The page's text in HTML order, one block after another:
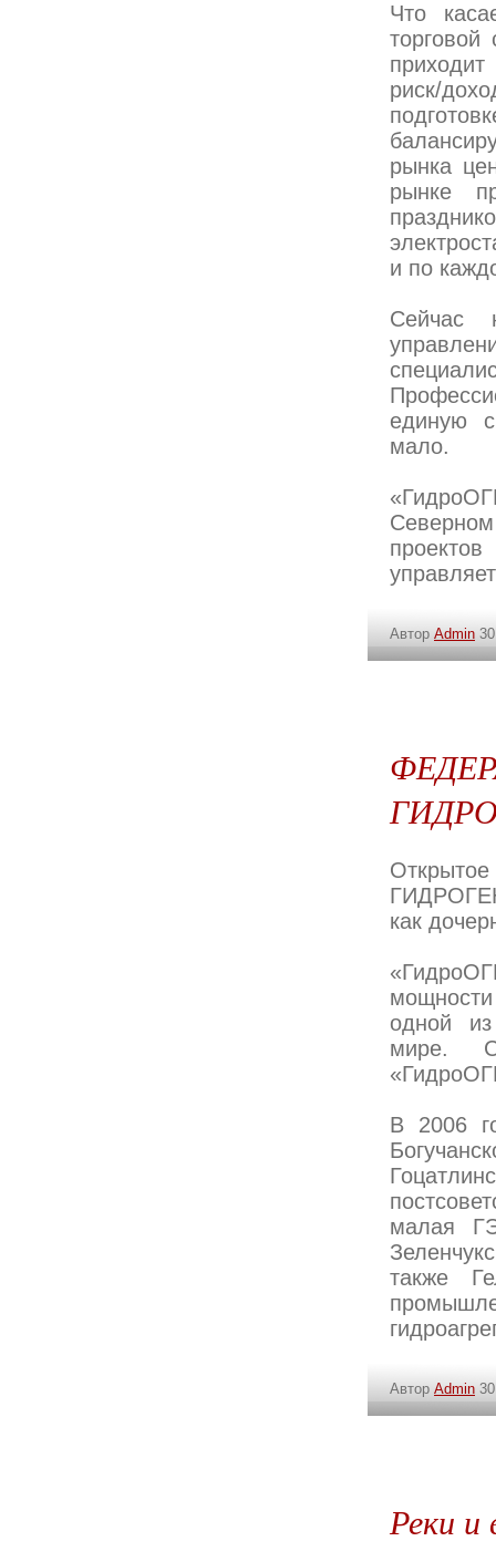
Что
риск/
рынка
рынке
и по
Сейчас
единую
мало.
Автор Admin
как
одной
мире.
В 2006
малая
также
Автор Admin
Реки и